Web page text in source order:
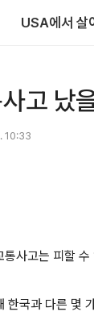
USA에서 살
고 났
10:33
통사고는 피할
한국과 다른 몇